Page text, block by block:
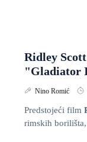
Ridley
"Gladiator
Nino Romić
Predstojeći film
rimskih